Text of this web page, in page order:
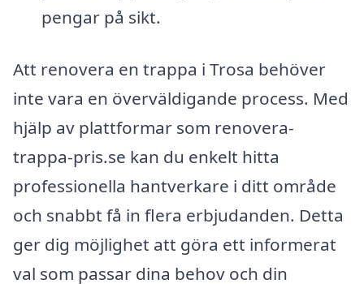
pengar på sikt.
Att renovera en trappa i Trosa behöver
inte vara en överväldigande process. Med
hjälp av plattformar som renovera-
trappa-pris.se kan du enkelt hitta
professionella hantverkare i ditt område
och snabbt få in flera erbjudanden. Detta
ger dig möjlighet att göra ett informerat
val som passar dina behov och din